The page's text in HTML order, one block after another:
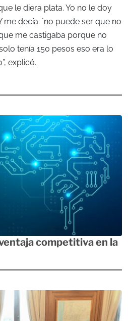
le diera plata. Yo no le doy
me decía: ´no puede ser que no
me castigaba porque no
tenía 150 pesos eso era lo
explicó.
competitiva en la